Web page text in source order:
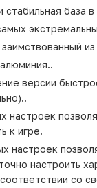
база
версии
настроек
к игре.
настроек
настроить
со